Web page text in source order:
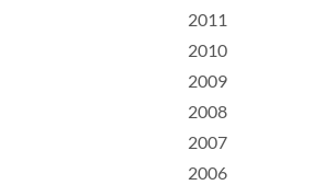
2011
2010
2009
2008
2007
2006